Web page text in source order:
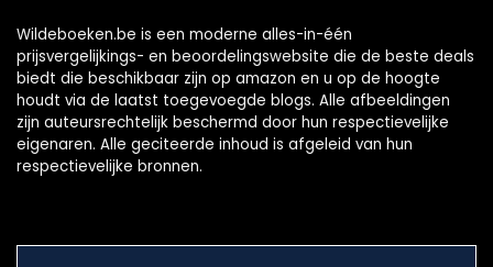
Wildeboeken.be is een moderne alles-in-één
prijsvergelijkings- en beoordelingswebsite die de beste deals
biedt die beschikbaar zijn op amazon en u op de hoogte
houdt via de laatst toegevoegde blogs. Alle afbeeldingen
zijn auteursrechtelijk beschermd door hun respectievelijke
eigenaren. Alle geciteerde inhoud is afgeleid van hun
respectievelijke bronnen.